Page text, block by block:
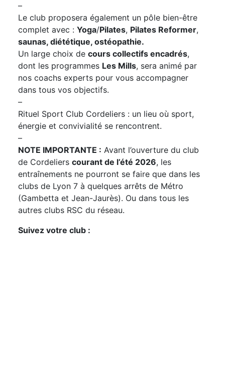
–
Le club proposera également un pôle bien-être
complet avec : Yoga/Pilates, Pilates Reformer,
saunas, diététique, ostéopathie.
Un large choix de cours collectifs encadrés,
dont les programmes Les Mills, sera animé par
nos coachs experts pour vous accompagner
dans tous vos objectifs.
–
Rituel Sport Club Cordeliers : un lieu où sport,
énergie et convivialité se rencontrent.
–
NOTE IMPORTANTE : Avant l’ouverture du club
de Cordeliers courant de l’été 2026, les
entraînements ne pourront se faire que dans les
clubs de Lyon 7 à quelques arrêts de Métro
(Gambetta et Jean-Jaurès). Ou dans tous les
autres clubs RSC du réseau.
Suivez votre club :